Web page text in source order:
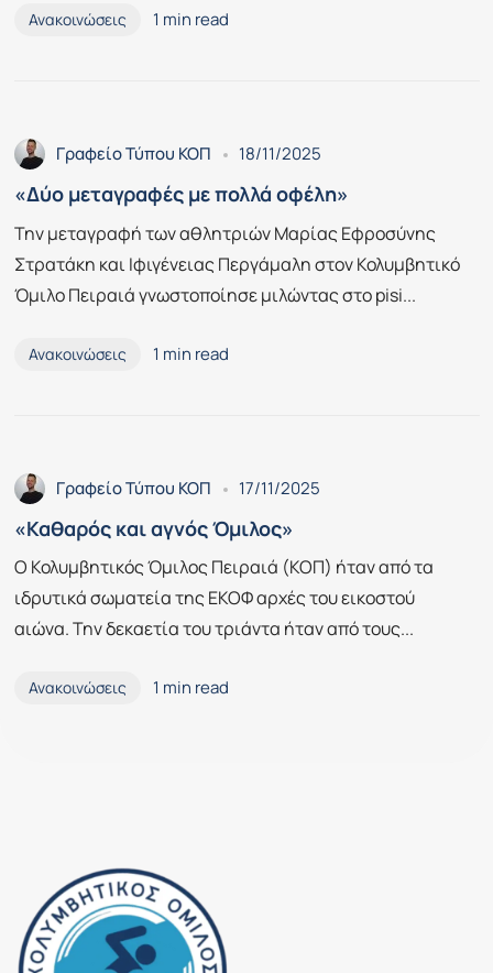
Ανακοινώσεις 1 min read
Γραφείο Τύπου ΚΟΠ 18/11/2025
«Δύο μεταγραφές με πολλά οφέλη»
Την μεταγραφή των αθλητριών Μαρίας Εφροσύνης
Στρατάκη και Ιφιγένειας Περγάμαλη στον Κολυμβητικό
Όμιλο Πειραιά γνωστοποίησε μιλώντας στο pisi...
Ανακοινώσεις 1 min read
Γραφείο Τύπου ΚΟΠ 17/11/2025
«Καθαρός και αγνός Όμιλος»
Ο Κολυμβητικός Όμιλος Πειραιά (ΚΟΠ) ήταν από τα
ιδρυτικά σωματεία της ΕΚΟΦ αρχές του εικοστού
αιώνα. Την δεκαετία του τριάντα ήταν από τους...
Ανακοινώσεις 1 min read